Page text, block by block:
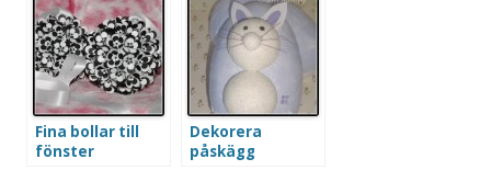
Fina bollar till
fönster
Dekorera
påskägg